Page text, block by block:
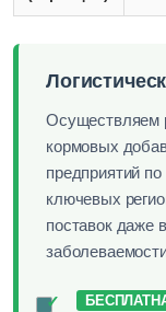
Осуществляем
кормовых
предприятий
ключевых
поставок даже
✓